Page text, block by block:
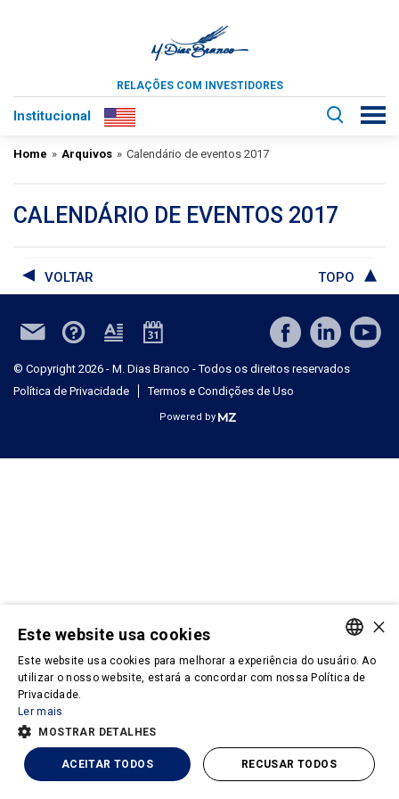
RELAÇÕES COM INVESTIDORES
Institucional
Home » Arquivos » Calendário de eventos 2017
CALENDÁRIO DE EVENTOS 2017
VOLTAR TOPO
© Copyright 2026 - M. Dias Branco - Todos os direitos reservados
Política de Privacidade
Termos e Condições de Uso
Powered by
PORTUGUESE
×
Este website usa cookies
Este website usa cookies para melhorar a experiência do usuário. Ao
utilizar o nosso website, estará a concordar com nossa Política de
Privacidade.
Ler mais
MOSTRAR DETALHES
ACEITAR TODOS RECUSAR TODOS